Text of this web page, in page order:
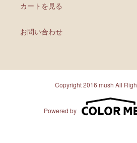
カートを見る
お問い合わせ
Copyright 2016 mush All
Powered by